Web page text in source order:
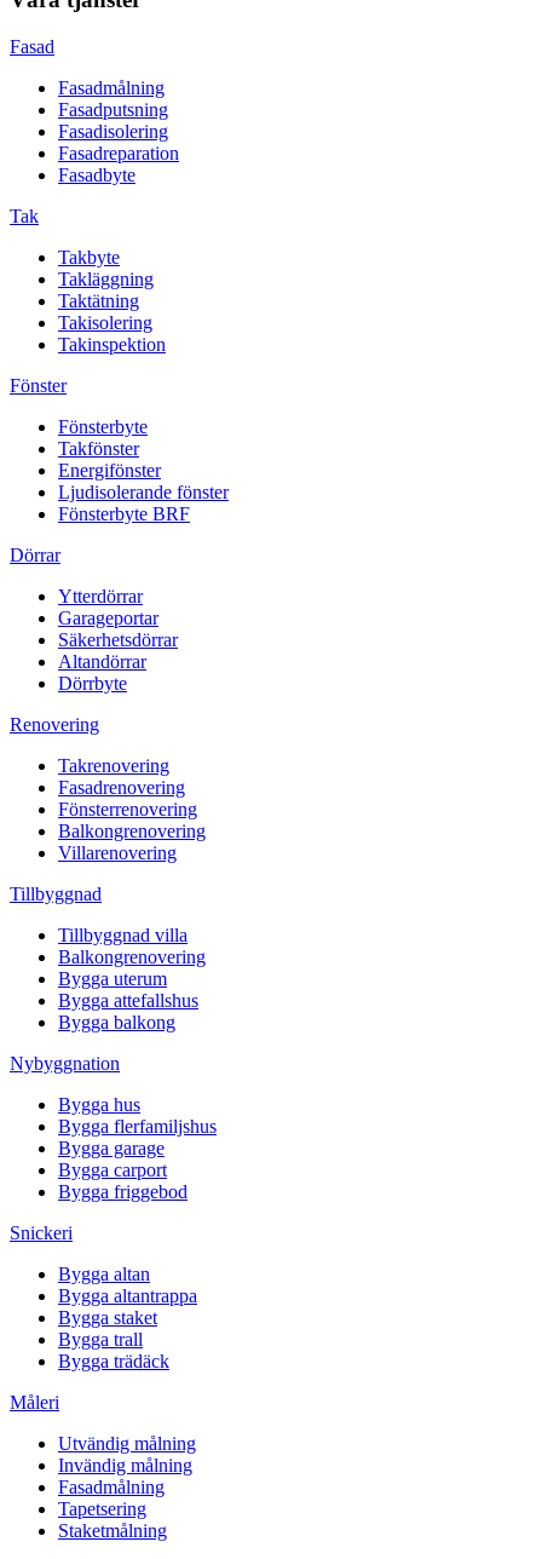
Fasad
Fasadmålning
Fasadputsning
Fasadisolering
Fasadreparation
Fasadbyte
Tak
Takbyte
Takläggning
Taktätning
Takisolering
Takinspektion
Fönster
Fönsterbyte
Takfönster
Energifönster
Ljudisolerande fönster
Fönsterbyte BRF
Dörrar
Ytterdörrar
Garageportar
Säkerhetsdörrar
Altandörrar
Dörrbyte
Renovering
Takrenovering
Fasadrenovering
Fönsterrenovering
Balkongrenovering
Villarenovering
Tillbyggnad
Tillbyggnad villa
Balkongrenovering
Bygga uterum
Bygga attefallshus
Bygga balkong
Nybyggnation
Bygga hus
Bygga flerfamiljshus
Bygga garage
Bygga carport
Bygga friggebod
Snickeri
Bygga altan
Bygga altantrappa
Bygga staket
Bygga trall
Bygga trädäck
Måleri
Utvändig målning
Invändig målning
Fasadmålning
Tapetsering
Staketmålning